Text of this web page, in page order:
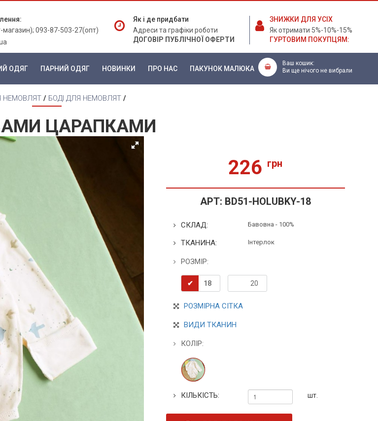
магазин); 093-87-503-27(опт)
Як і де придбати
Адреси та графіки роботи
ДОГОВІР ПУБЛІЧНОЇ ОФЕРТИ
ЗНИЖКИ ДЛЯ УСІХ
Як отримати 5%-10%-15%
ГУРТОВИМ ПОКУПЦЯМ:
ОДЯГ ПАРНИЙ ОДЯГ НОВИНКИ ПРО НАС ПАКУНОК МАЛЮКА
Ваш кошик:
Ви ще нічого не вибрали
НЕМОВЛЯТ/ БОДІ ДЛЯ НЕМОВЛЯТ/
ЦАРАПКАМИ
226 грн
АРТ: BD51-HOLUBKY-18
СКЛАД: Бавовна - 100%
ТКАНИНА: Інтерлок
РОЗМІР:
18 20
РОЗМІРНА СІТКА
ВИДИ ТКАНИН
КОЛІР:
КІЛЬКІСТЬ: шт.